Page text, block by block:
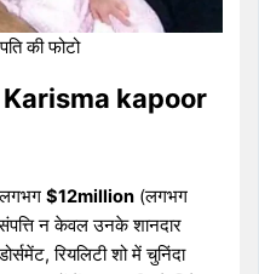
की फोटो
– Karisma kapoor
लगभग$12million (लगभग
न केवल उनके शानदार
रियलिटी शो में चुनिंदा